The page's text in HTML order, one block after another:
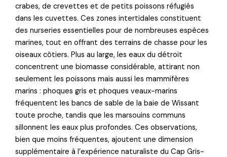
crabes, de crevettes et de petits poissons réfugiés
dans les cuvettes. Ces zones intertidales constituent
des nurseries essentielles pour de nombreuses espèces
marines, tout en offrant des terrains de chasse pour les
oiseaux côtiers. Plus au large, les eaux du détroit
concentrent une biomasse considérable, attirant non
seulement les poissons mais aussi les mammifères
marins : phoques gris et phoques veaux-marins
fréquentent les bancs de sable de la baie de Wissant
toute proche, tandis que les marsouins communs
sillonnent les eaux plus profondes. Ces observations,
bien que moins fréquentes, ajoutent une dimension
supplémentaire à l’expérience naturaliste du Cap Gris-